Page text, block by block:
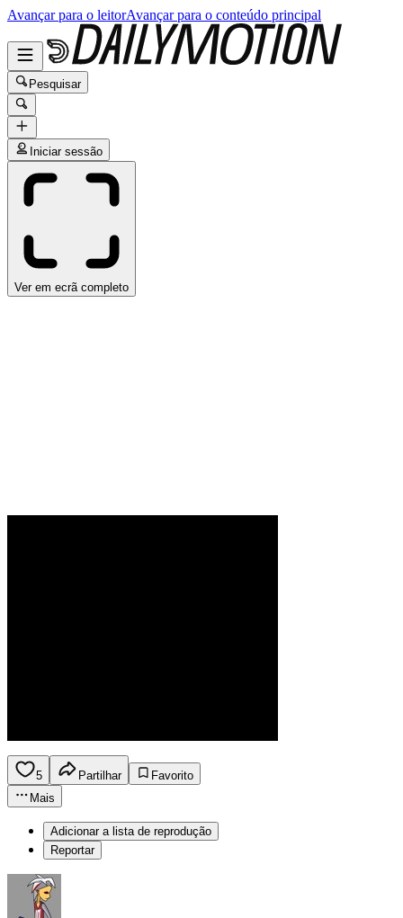
Avançar para o leitorAvançar para o conteúdo principal
Pesquisar
Iniciar sessão
Ver em ecrã completo
5 Partilhar
Favorito
Mais
Adicionar a lista de reprodução
Reportar